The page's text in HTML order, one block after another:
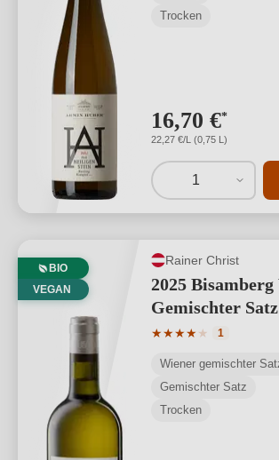
Trocken
16,70 €*
22,27 €/L (0,75 L)
1
BIO
VEGAN
Rainer Christ
2025
Gemischter
★★★★★
Durchschnittliche
1
Wiener gemischter
Gemischter Satz
Trocken